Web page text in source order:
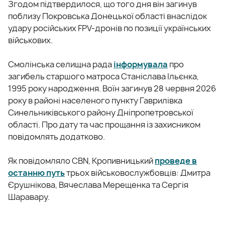
Згодом підтвердилося, що того дня він загинув
поблизу Покровська Донецької області внаслідок
удару російських FPV-дронів по позиції українських
військових.
Смолінська селищна радаінформувала про
загибель старшого матроса Станіслава Ільєнка,
1995 року народження. Воїн загинув 28 червня 2026
року в районі населеного пункту Гаврилівка
Синельниківського району Дніпропетровської
області. Про дату та час прощання із захисником
повідомлять додатково.
Як повідомляло CBN, Кропивницькийпроведе в
останню путьтрьох військовослужбовців: Дмитра
Єрушнікова, Вячеслава Мерещенка та Сергія
Шаравару.